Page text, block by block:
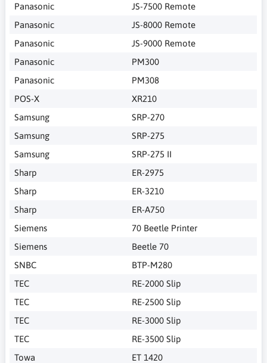
Panasonic
JS-7500 Remote
Panasonic
JS-8000 Remote
Panasonic
JS-9000 Remote
Panasonic
PM300
Panasonic
PM308
POS-X
XR210
Samsung
SRP-270
Samsung
SRP-275
Samsung
SRP-275 II
Sharp
ER-2975
Sharp
ER-3210
Sharp
ER-A750
Siemens
70 Beetle Printer
Siemens
Beetle 70
SNBC
BTP-M280
TEC
RE-2000 Slip
TEC
RE-2500 Slip
TEC
RE-3000 Slip
TEC
RE-3500 Slip
Towa
ET 1420